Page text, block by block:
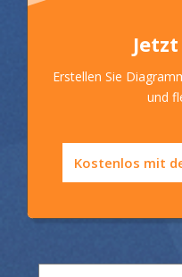
Erstellen Sie
und
Kostenlos mit